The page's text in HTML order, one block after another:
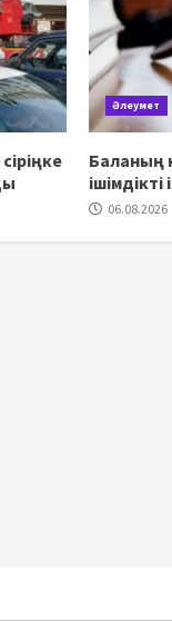
Әлеумет
Баланың
06.08.2026